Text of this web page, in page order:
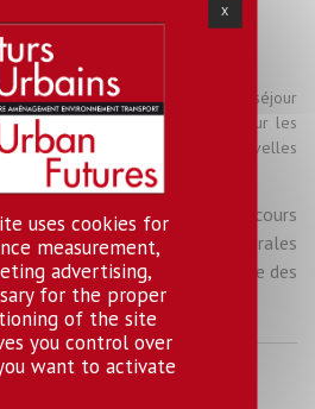
of Transport Science et en séjour
un aperçu des recherches sur les
et discutera l’apport des nouvelles
origine-destination.
montrera ce que l’analyse de discours
dans les communes rurales
et la place du numérique des
Juin 2020 - 10 h 00 | 12 h 00
X
uses cookies for
measurement,
advertising,
for the proper
of the site
you control over
want to activate